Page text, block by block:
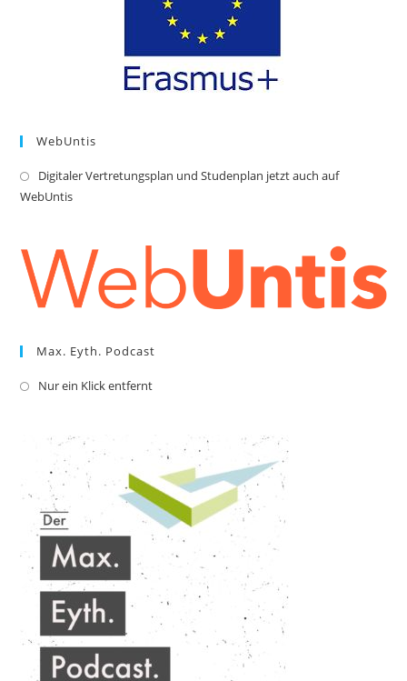
WebUntis
Digitaler Vertretungsplan und Studenplan jetzt auch auf
WebUntis
tab
Max. Eyth. Podcast
Nur ein Klick entferntOpens
new
tab